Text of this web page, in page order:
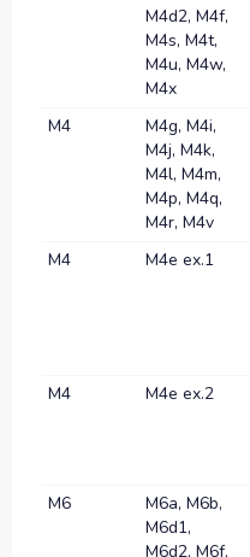
M4d2, M4f,
M4s, M4t,
M4u, M4w,
M4x
M4
M4g, M4i,
M4j, M4k,
M4l, M4m,
M4p, M4q,
M4r, M4v
M4 M4e ex.1
M4 M4e ex.2
M6
M6a, M6b,
M6d1,
M6d2, M6f,